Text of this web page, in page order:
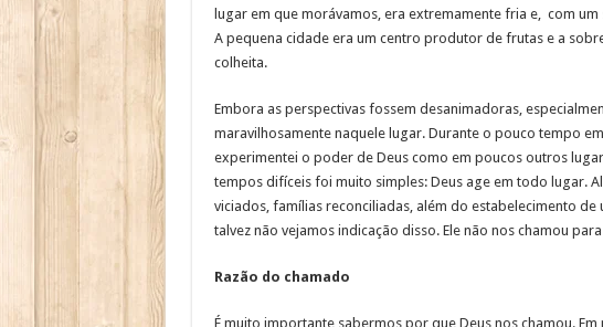
lugar em que morávamos, era extremamente fria e, com
A pequena cidade era um centro produtor de frutas e a
colheita.
Embora as perspectivas fossem desanimadoras,
maravilhosamente naquele lugar. Durante o pouco tempo
experimentei o poder de Deus como em poucos outros
tempos difíceis foi muito simples: Deus age em todo lugar.
viciados, famílias reconciliadas, além do estabelecimento
talvez não vejamos indicação disso. Ele não nos chamou
Razão do chamado
É muito importante sabermos por que Deus nos chamou.